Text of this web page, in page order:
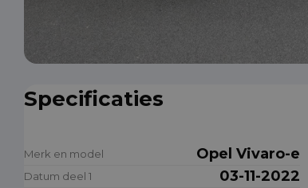
Specificaties
Merk en model Opel Vivaro-e
Datum deel 1 03-11-2022